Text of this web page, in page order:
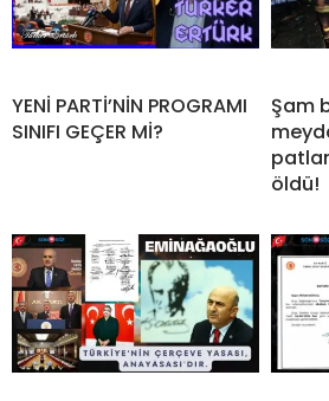
YENİ PARTİ’NİN PROGRAMI
SINIFI GEÇER Mİ?
Şam
öldü!